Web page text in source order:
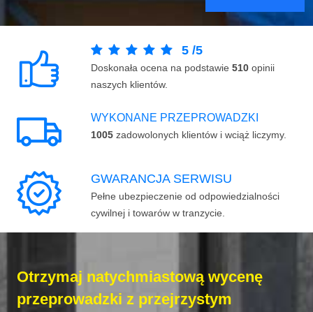
5 /5
Doskonała ocena na podstawie 510 opinii
naszych klientów.
WYKONANE PRZEPROWADZKI
1005 zadowolonych klientów i wciąż liczymy.
GWARANCJA SERWISU
Pełne ubezpieczenie od odpowiedzialności
cywilnej i towarów w tranzycie.
Otrzymaj natychmiastową wycenę
przeprowadzki z przejrzystym